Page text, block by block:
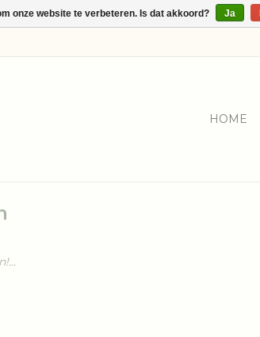
HOME
onze website te verbeteren. Is dat akkoord? Ja